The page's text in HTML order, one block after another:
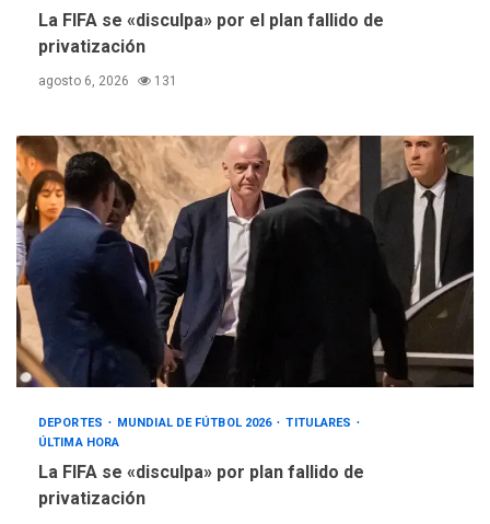
La FIFA se «disculpa» por el plan fallido de
privatización
agosto 6, 2026 131
DEPORTES MUNDIAL DE FÚTBOL 2026
TITULARES
ÚLTIMA HORA
La FIFA se «disculpa» por plan fallido de
privatización